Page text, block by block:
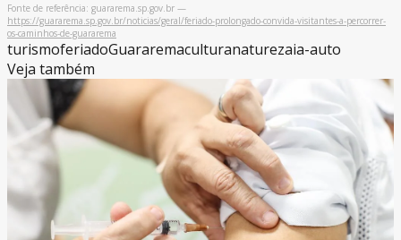
Fonte de referência: guararema.sp.gov.br —
https://guararema.sp.gov.br/noticias/geral/feriado-prolongado-convida-visitantes-a-percorrer-
os-caminhos-de-guararema
turismoferiadoGuararemaculturanaturezaia-auto
Veja também